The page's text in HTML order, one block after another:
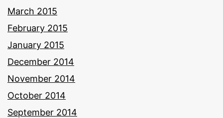
March 2015
February 2015
January 2015
December 2014
November 2014
October 2014
September 2014